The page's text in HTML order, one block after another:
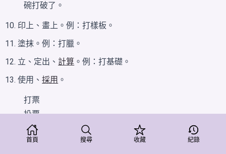
碗打破了。
印上、畫上。例：打樣板。
塗抹。例：打臘。
立、定出、 計算 。例：打基礎。
使用、採用 。
打票
投票
首頁 搜尋 收藏 紀錄